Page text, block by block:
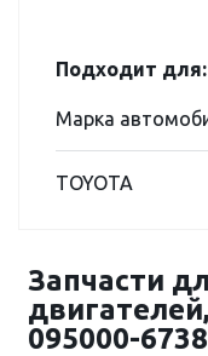
Подходит для:
Марка
TOYOTA
Запчасти
095000-